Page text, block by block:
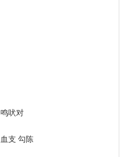
吠对
支 勾陈